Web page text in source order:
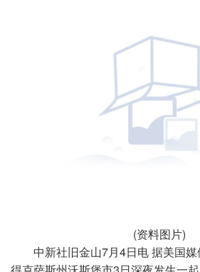
(资料图片)
中新社旧金山7月4日电 据美国媒